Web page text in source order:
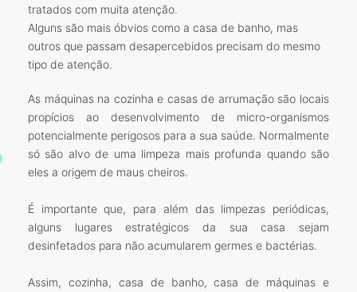
tratados com muita atenção.
Alguns são mais óbvios como a casa de banho, mas
outros que passam desapercebidos precisam do mesmo
tipo de atenção.
As máquinas na cozinha e casas de arrumação são locais
propícios ao desenvolvimento de micro-organismos
potencialmente perigosos para a sua saúde. Normalmente
só são alvo de uma limpeza mais profunda quando são
eles a origem de maus cheiros.
É importante que, para além das limpezas periódicas,
alguns lugares estratégicos da sua casa sejam
desinfetados para não acumularem germes e bactérias.
Assim, cozinha, casa de banho, casa de máquinas e